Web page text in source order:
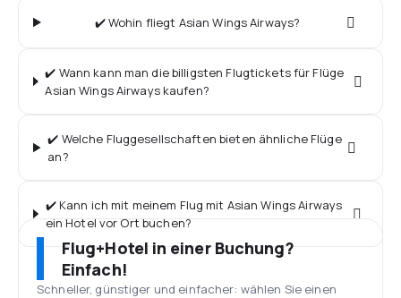
✔️ Wohin fliegt Asian Wings Airways?
✔️ Wann kann man die billigsten Flugtickets für Flüge
Asian Wings Airways kaufen?
✔️ Welche Fluggesellschaften bieten ähnliche Flüge
an?
✔️ Kann ich mit meinem Flug mit Asian Wings Airways
ein Hotel vor Ort buchen?
Flug+Hotel in einer Buchung?
Einfach!
Schneller, günstiger und einfacher: wählen Sie einen